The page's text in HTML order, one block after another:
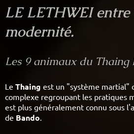
LE LETHWEI
modernité.
Les 9 animaux du Thaing
Le Thaing est un "système martial"
complexe regroupant les pratiques
est plus généralement connu sous
de Bando